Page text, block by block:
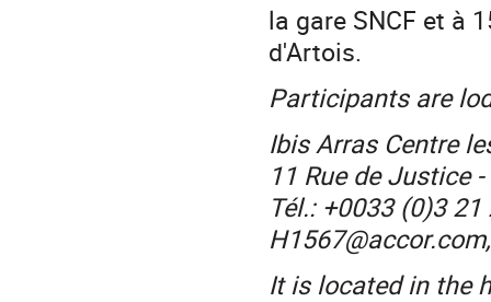
la gare SNCF et à
d'Artois.
Participants are
Ibis Arras Centre
11 Rue de Justice
Tél.: +0033 (0)3
It is located in the